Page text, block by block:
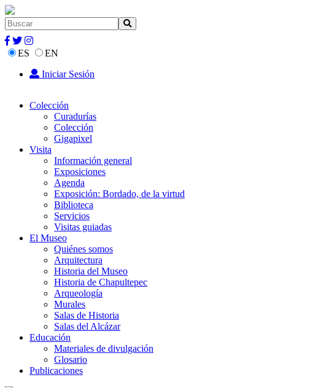
ES
EN
Iniciar Sesión
Colección
Curadurías
Colección
Gigapixel
Visita
Información general
Exposiciones
Agenda
Exposición: Bordado, de la virtud
Biblioteca
Servicios
Visitas guiadas
El Museo
Quiénes somos
Arquitectura
Historia del Museo
Historia de Chapultepec
Arqueología
Murales
Salas de Historia
Salas del Alcázar
Educación
Materiales de divulgación
Glosario
Publicaciones